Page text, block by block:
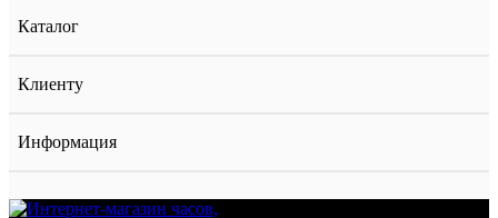
Каталог
Клиенту
Информация